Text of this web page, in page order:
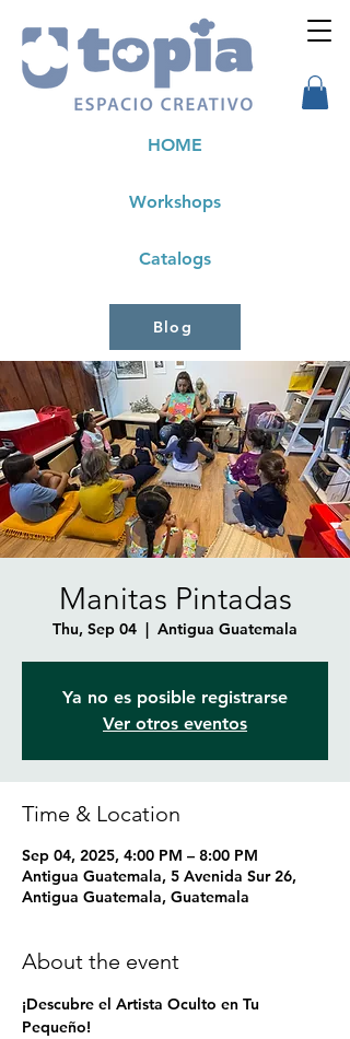
Workshops
HOME
Catalogs
Blog
Manitas Pintadas
Thu, Sep 04
  |
Antigua Guatemala
Ya no es posible registrarse
Ver otros eventos
Time & Location
Sep 04, 2025, 4:00 PM – 8:00 PM
Antigua Guatemala, 5 Avenida Sur 26,
Antigua Guatemala, Guatemala
About the event
¡Descubre el Artista Oculto en Tu
Pequeño!